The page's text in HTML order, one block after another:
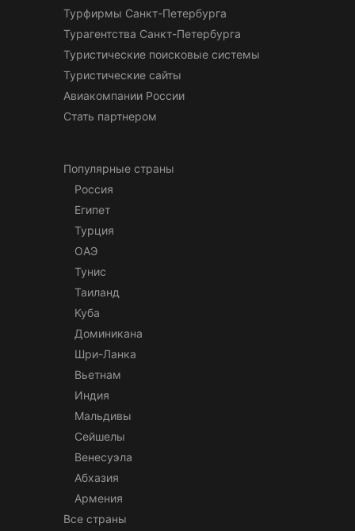
Турфирмы Санкт-Петербурга
Турагентства Санкт-Петербурга
Туристические поисковые системы
Туристические сайты
Авиакомпании России
Стать партнером
Популярные страны
Россия
Египет
Турция
ОАЭ
Тунис
Таиланд
Куба
Доминикана
Шри-Ланка
Вьетнам
Индия
Мальдивы
Сейшелы
Венесуэла
Абхазия
Армения
Все страны